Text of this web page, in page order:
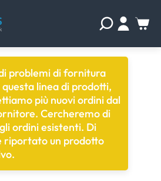
problemi di fornitura
linea di prodotti,
più nuovi ordini dal
Cercheremo di
ordini esistenti. Di
riportato un prodotto